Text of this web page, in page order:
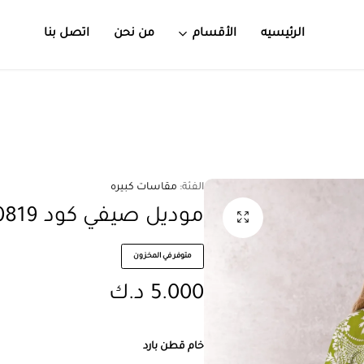
الرئيسيه الأقسام من نحن اتصل بنا
الفئة: مقاسات كبيره
موديل صيفي كود 0819 – اخضر
متوفر في المخزون
5.000 د.ك
خام قطن بارد